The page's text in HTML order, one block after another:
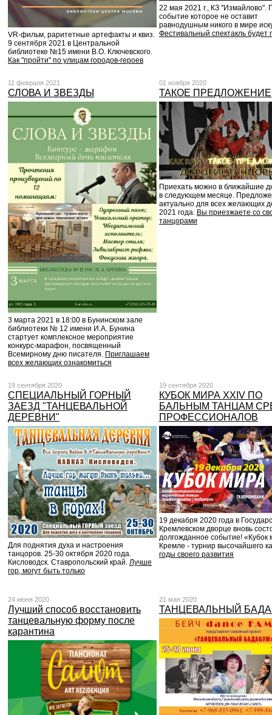
VR-фильм, раритетные артефакты и квиз.
9 сентября 2021 в Центральной
библиотеке №15 имени В.О. Ключевского.
Как "пройти" по улицам городов-героев
22 мая 2021 г., КЗ "Измайлово".
событие которое не оставит
равнодушным никого в мире
Фестивальный спектакль будет
11 февраля 2021
СЛОВА И ЗВЕЗДЫ
3 марта 2021 в 18:00 в Бунинском зале
библиотеки № 12 имени И.А. Бунина
стартует комплексное мероприятие
конкурс-марафон, посвященный
Всемирному дню писателя. Приглашаем
всех желающих ознакомиться
01 ноября 2020
ТАКОЕ ПРЕДЛОЖЕНИЕ
Приехать можно в ближайшие
в следующем месяце.
актуально для всех желающих
2021 года. Вы приезжаете со
танцорами
19 сентября 2020
СПЕЦИАЛЬНЫЙ ГОРНЫЙ
ЗАЕЗД "ТАНЦЕВАЛЬНОЙ
ДЕРЕВНИ"
Для поднятия духа и настроения
танцоров. 25-30 октября 2020 года.
Кисловодск. Ставропольский край. Лучше
гор, могут быть только
19 сентября 2020
КУБОК МИРА XXIV ПО
БАЛЬНЫМ ТАНЦАМ
ПРОФЕССИОНАЛОВ
19 декабря 2020 года в
Кремлевском дворце вновь
долгожданное событие! «Кубок
Кремле - турнир высочайшего
годы своего развития
24 июня 2020
Лучший способ восстановить
танцевальную форму после
карантина
21 мая 2020
ТАНЦЕВАЛЬНЫЙ